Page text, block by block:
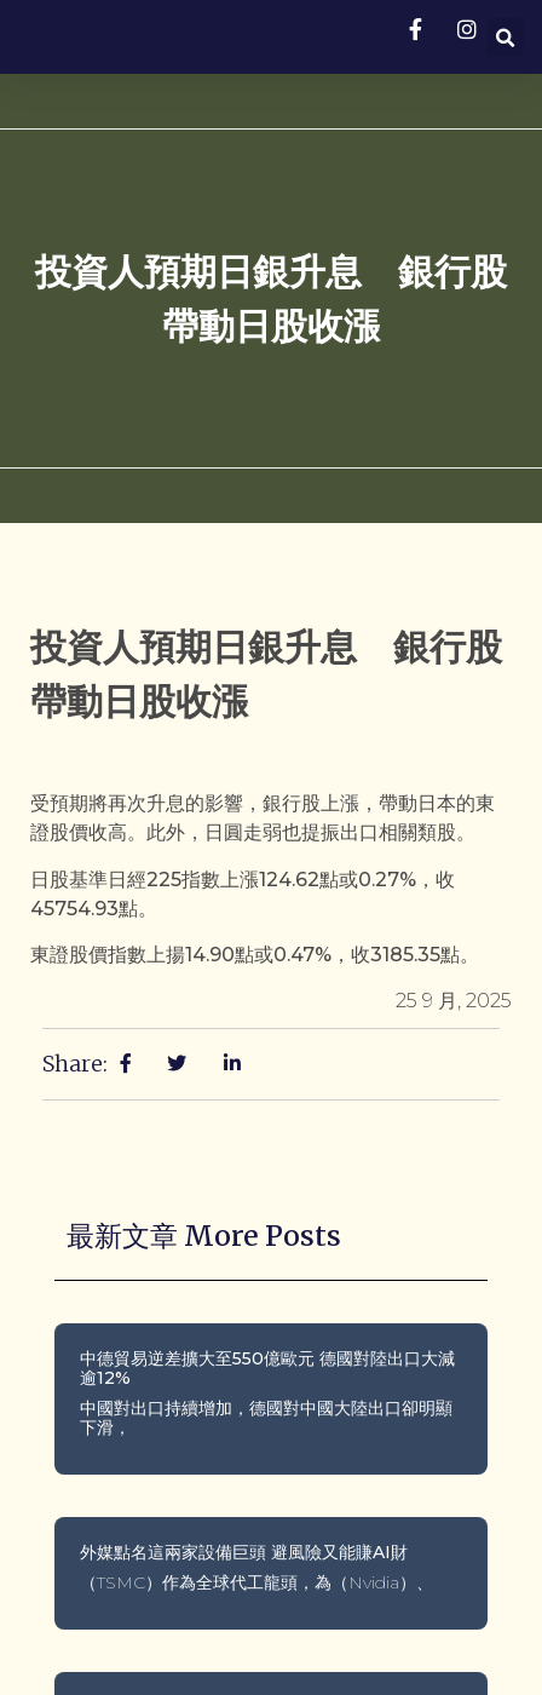
投資人預期日銀升息 銀行股
帶動日股收漲
投資人預期日銀升息 銀行股
帶動日股收漲
受預期將再次升息的影響，銀行股上漲，帶動日本的東
證股價收高。此外，日圓走弱也提振出口相關類股。
日股基準日經225指數上漲124.62點或0.27%，收
45754.93點。
東證股價指數上揚14.90點或0.47%，收3185.35點。
25 9 月, 2025
Share:
最新文章 More Posts
中德貿易逆差擴大至550億歐元 德國對陸出口大減
逾12%
中國對出口持續增加，德國對中國大陸出口卻明顯
下滑，
外媒點名這兩家設備巨頭 避風險又能賺AI財
（TSMC）作為全球代工龍頭，為（Nvidia）、